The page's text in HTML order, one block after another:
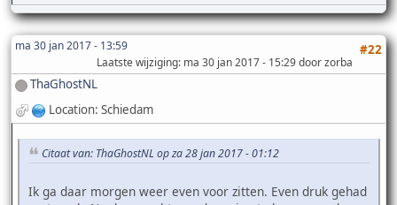
ma 30 jan 2017 - 13:59 #22
Laatste wijziging: ma 30 jan 2017 - 15:29 door zorba
ThaGhostNL
Location: Schiedam
Citaat van: ThaGhostNL op za 28 jan 2017 - 01:12
Ik ga daar morgen weer even voor zitten. Even druk gehad